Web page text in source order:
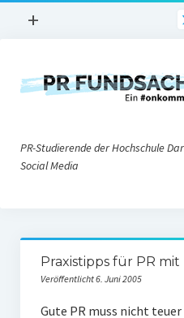
Menü
+
PR@h_da
Nonprofit-PR
Corporate Weblogs
Podcasting
PR-Studierende der Hochschule
Social Media
Über uns
Impressum
Praxistipps für PR
Veröffentlicht 6. Juni 2005
Gute PR muss nicht teuer